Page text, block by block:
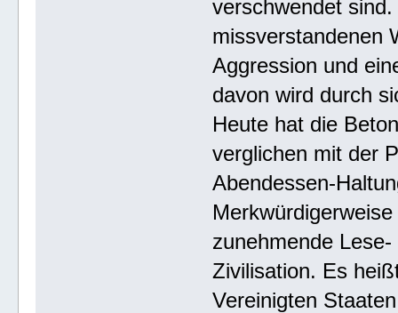
verschwendet
missverstandenen
Aggression und
davon wird durch
Heute hat die
verglichen mit der
Abendessen-
zunehmende
Zivilisation. Es
Vereinigten